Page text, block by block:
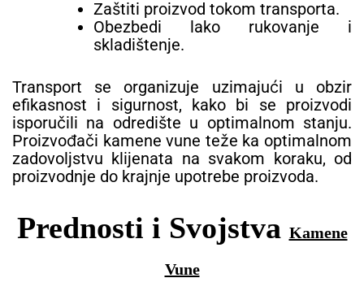
Zaštiti proizvod tokom transporta.
Obezbedi lako rukovanje i
skladištenje.
Transport se organizuje uzimajući u obzir
efikasnost i sigurnost, kako bi se proizvodi
isporučili na odredište u optimalnom stanju.
Proizvođači kamene vune teže ka optimalnom
zadovoljstvu klijenata na svakom koraku, od
proizvodnje do krajnje upotrebe proizvoda.
Prednosti i Svojstva Kamene
Vune